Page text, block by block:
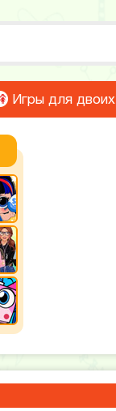
Игры для двоих